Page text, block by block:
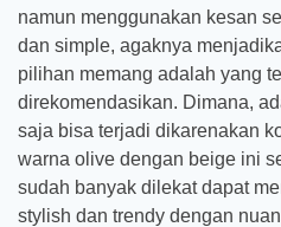
namun menggunakan kesan
dan simple, agaknya
pilihan memang adalah yang
direkomendasikan. Dimana,
saja bisa terjadi dikarenakan
warna olive dengan beige ini
sudah banyak dilekat dapat
stylish dan trendy dengan